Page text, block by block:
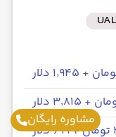
مشاوره رایگان